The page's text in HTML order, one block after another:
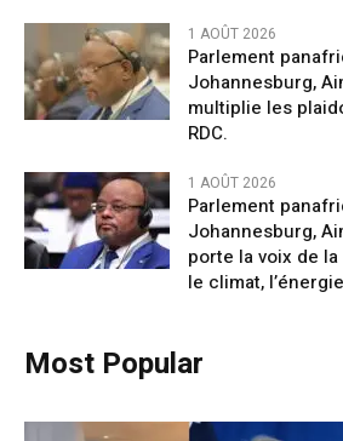
1 AOÛT 2026
Parlement
Johannesburg,
multiplie les
RDC.
1 AOÛT 2026
Parlement
Johannesburg,
porte la voix de
le climat,
Most Popular